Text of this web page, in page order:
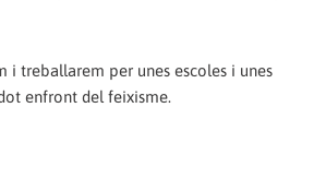
i treballarem per unes escoles i unes
enfront del feixisme.